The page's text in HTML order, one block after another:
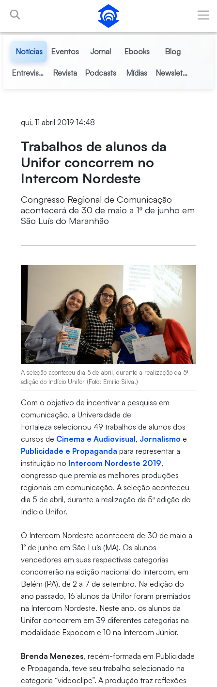
Pular para o Conteúdo principal
Notícias Eventos Jornal Ebooks Blog
Entrevistas Revista Podcasts Mídias Newsletter
qui, 11 abril 2019 14:48
Trabalhos de alunos da
Unifor concorrem no
Intercom Nordeste
Congresso Regional de Comunicação
acontecerá de 30 de maio a 1º de junho em
São Luís do Maranhão
A seleção aconteceu dia 5 de abril, durante a realização da 5ª
edição do Indício Unifor (Foto: Emílio Silva.)
Com o objetivo de incentivar a pesquisa em
comunicação, a Universidade de
Fortaleza selecionou 49 trabalhos de alunos dos
cursos de Cinema e Audiovisual, Jornalismo e
Publicidade e Propaganda para representar a
instituição no Intercom Nordeste 2019,
congresso que premia as melhores produções
regionais em comunicação. A seleção aconteceu
dia 5 de abril, durante a realização da 5ª edição do
Indício Unifor.
O Intercom Nordeste acontecerá de 30 de maio a
1° de junho em São Luís (MA). Os alunos
vencedores em suas respectivas categorias
concorrerão na edição nacional do Intercom, em
Belém (PA), de 2 a 7 de setembro. Na edição do
ano passado, 16 alunos da Unifor foram premiados
na Intercom Nordeste. Neste ano, os alunos da
Unifor concorrem em 39 diferentes categorias na
modalidade Expocom e 10 na Intercom Júnior.
Brenda Menezes, recém-formada em Publicidade
e Propaganda, teve seu trabalho selecionado na
categoria “videoclipe”. A produção traz reflexões